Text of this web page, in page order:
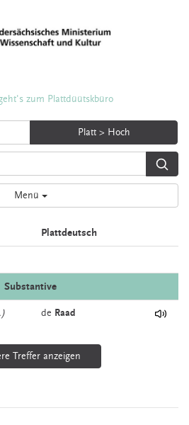
zum Plattdüütskbüro
Platt > Hoch
Menü
Plattdeutsch
Substantive
de Raad
Treffer anzeigen